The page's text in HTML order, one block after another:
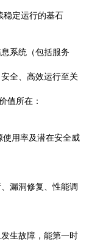
稳定运行的基石
系统（包括服务
全、高效运行至关
值所在：
使用率及潜在安全威
漏洞修复、性能调
生故障，能第一时